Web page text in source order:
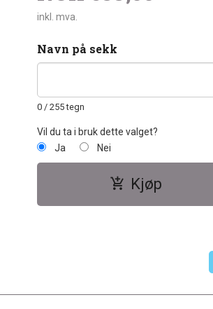
inkl. mva.
Navn på sekk
0 / 255 tegn
Vil du ta i bruk dette valget?
Ja
Nei
Kjøp